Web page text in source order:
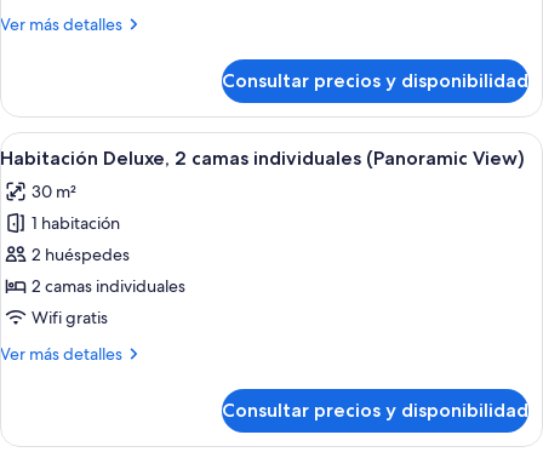
City
Ver más detalles
Más
1
King
bed,
View
Consultar precios y disponibilidad
Abrir
todas
las
fotos
de
Habitación
Deluxe,
camas
Habitación de hotel con dos camas,
3
Habitación Deluxe, 2 camas individuales (Panoramic View)
30 m²
1 habitación
2 huéspedes
2 camas individuales
Wifi gratis
Ver más detalles
Más
Deluxe,
Consultar precios y disponibilidad